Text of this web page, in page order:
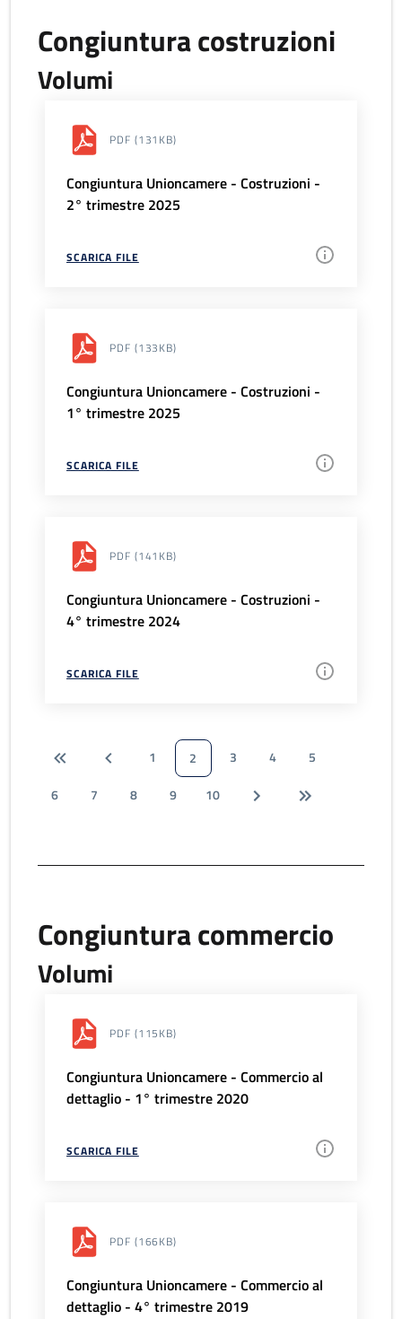
Congiuntura costruzioni
Volumi
PDF (131KB)
Congiuntura Unioncamere - Costruzioni -
2° trimestre 2025
SCARICA FILE
PDF (133KB)
Congiuntura Unioncamere - Costruzioni -
1° trimestre 2025
SCARICA FILE
PDF (141KB)
Congiuntura Unioncamere - Costruzioni -
4° trimestre 2024
SCARICA FILE
1 2 3 4
5
6
7 8 9 10
Congiuntura commercio
Volumi
PDF (115KB)
Congiuntura Unioncamere - Commercio al
dettaglio - 1° trimestre 2020
SCARICA FILE
PDF (166KB)
Congiuntura Unioncamere - Commercio al
dettaglio - 4° trimestre 2019